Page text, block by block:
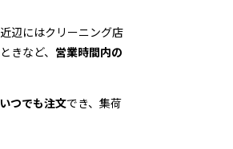
辺にはクリーニング店
きなど、 営業時間内の
つでも注文でき、集荷